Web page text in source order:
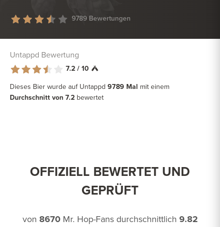
9789 Bewertungen
Untappd Bewertung
7.2 / 10
Dieses Bier wurde auf Untappd 9789 Mal mit einem
Durchschnitt von 7.2 bewertet
OFFIZIELL BEWERTET UND
GEPRÜFT
von 8670Mr. Hop-Fans durchschnittlich 9.82